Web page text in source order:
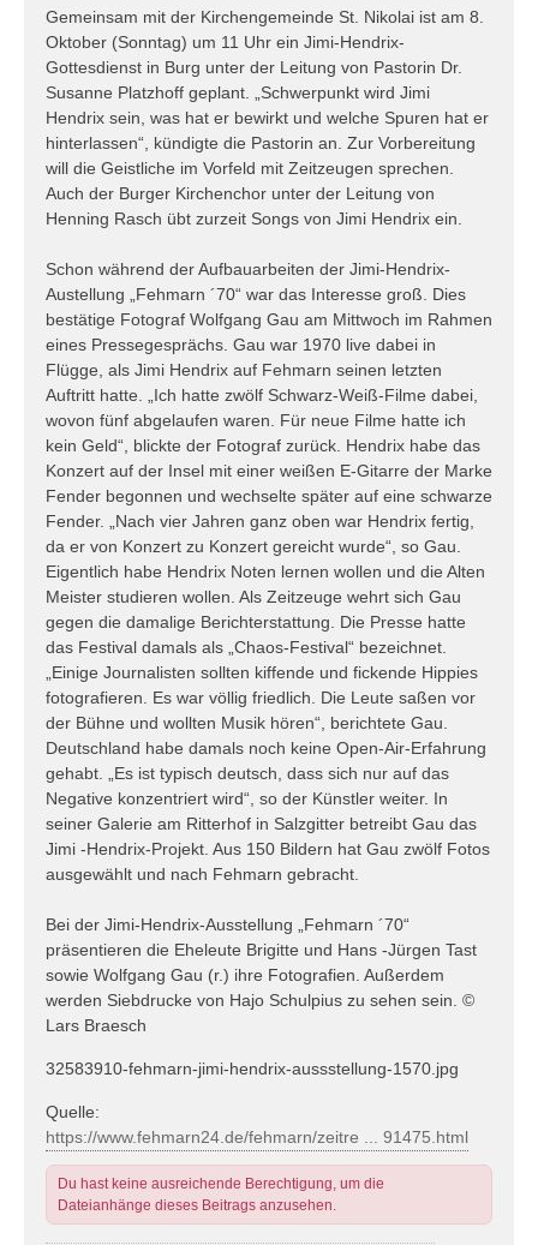
Gemeinsam mit der Kirchengemeinde St. Nikolai ist am 8.
Oktober (Sonntag) um 11 Uhr ein Jimi-Hendrix-
Gottesdienst in Burg unter der Leitung von Pastorin Dr.
Susanne Platzhoff geplant. „Schwerpunkt wird Jimi
Hendrix sein, was hat er bewirkt und welche Spuren hat er
hinterlassen“, kündigte die Pastorin an. Zur Vorbereitung
will die Geistliche im Vorfeld mit Zeitzeugen sprechen.
Auch der Burger Kirchenchor unter der Leitung von
Henning Rasch übt zurzeit Songs von Jimi Hendrix ein.
Schon während der Aufbauarbeiten der Jimi-Hendrix-
Austellung „Fehmarn ´70“ war das Interesse groß. Dies
bestätige Fotograf Wolfgang Gau am Mittwoch im Rahmen
eines Pressegesprächs. Gau war 1970 live dabei in
Flügge, als Jimi Hendrix auf Fehmarn seinen letzten
Auftritt hatte. „Ich hatte zwölf Schwarz-Weiß-Filme dabei,
wovon fünf abgelaufen waren. Für neue Filme hatte ich
kein Geld“, blickte der Fotograf zurück. Hendrix habe das
Konzert auf der Insel mit einer weißen E-Gitarre der Marke
Fender begonnen und wechselte später auf eine schwarze
Fender. „Nach vier Jahren ganz oben war Hendrix fertig,
da er von Konzert zu Konzert gereicht wurde“, so Gau.
Eigentlich habe Hendrix Noten lernen wollen und die Alten
Meister studieren wollen. Als Zeitzeuge wehrt sich Gau
gegen die damalige Berichterstattung. Die Presse hatte
das Festival damals als „Chaos-Festival“ bezeichnet.
„Einige Journalisten sollten kiffende und fickende Hippies
fotografieren. Es war völlig friedlich. Die Leute saßen vor
der Bühne und wollten Musik hören“, berichtete Gau.
Deutschland habe damals noch keine Open-Air-Erfahrung
gehabt. „Es ist typisch deutsch, dass sich nur auf das
Negative konzentriert wird“, so der Künstler weiter. In
seiner Galerie am Ritterhof in Salzgitter betreibt Gau das
Jimi -Hendrix-Projekt. Aus 150 Bildern hat Gau zwölf Fotos
ausgewählt und nach Fehmarn gebracht.
Bei der Jimi-Hendrix-Ausstellung „Fehmarn ´70“
präsentieren die Eheleute Brigitte und Hans -Jürgen Tast
sowie Wolfgang Gau (r.) ihre Fotografien. Außerdem
werden Siebdrucke von Hajo Schulpius zu sehen sein. ©
Lars Braesch
32583910-fehmarn-jimi-hendrix-aussstellung-1570.jpg
Quelle:
https://www.fehmarn24.de/fehmarn/zeitre ... 91475.html
Du hast keine ausreichende Berechtigung, um die
Dateianhänge dieses Beitrags anzusehen.